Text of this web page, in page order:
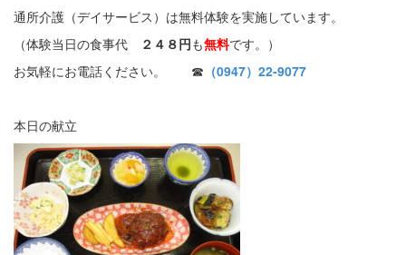
通所介護（デイサービス）は無料体験を実施しています。
（体験当日の食事代
２４８円も無料です。）
お気軽にお電話ください。 ☎ （0947）22-9077
本日の献立